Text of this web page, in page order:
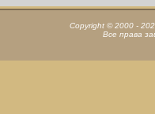
Copyright © 2000 -
Все права